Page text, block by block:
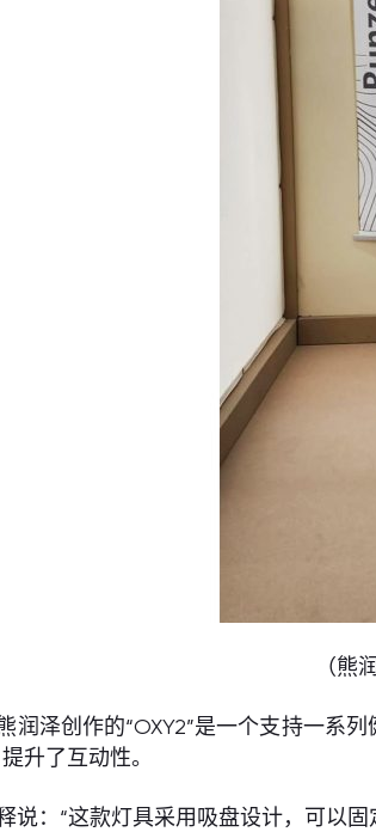
（熊
润泽创作的“OXY2”是一个支持一系
升了互动性。
说：“这款灯具采用吸盘设计，可以